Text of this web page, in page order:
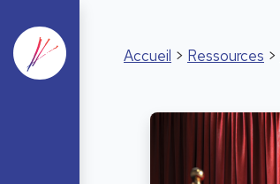
Accueil > Ressources >